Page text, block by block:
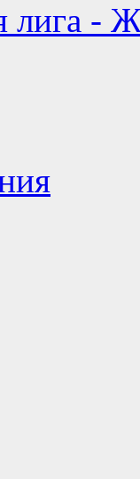
лига -